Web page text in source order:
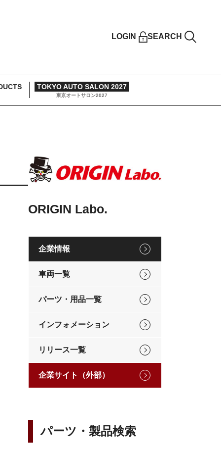
LOGIN SEARCH
TOKYO AUTO SALON 2027
東京オートサロン2027
ORIGIN Labo.
企業情報
車両一覧
パーツ・用品一覧
インフォメーション
リリース一覧
企業サイト（外部）
パーツ・製品検索